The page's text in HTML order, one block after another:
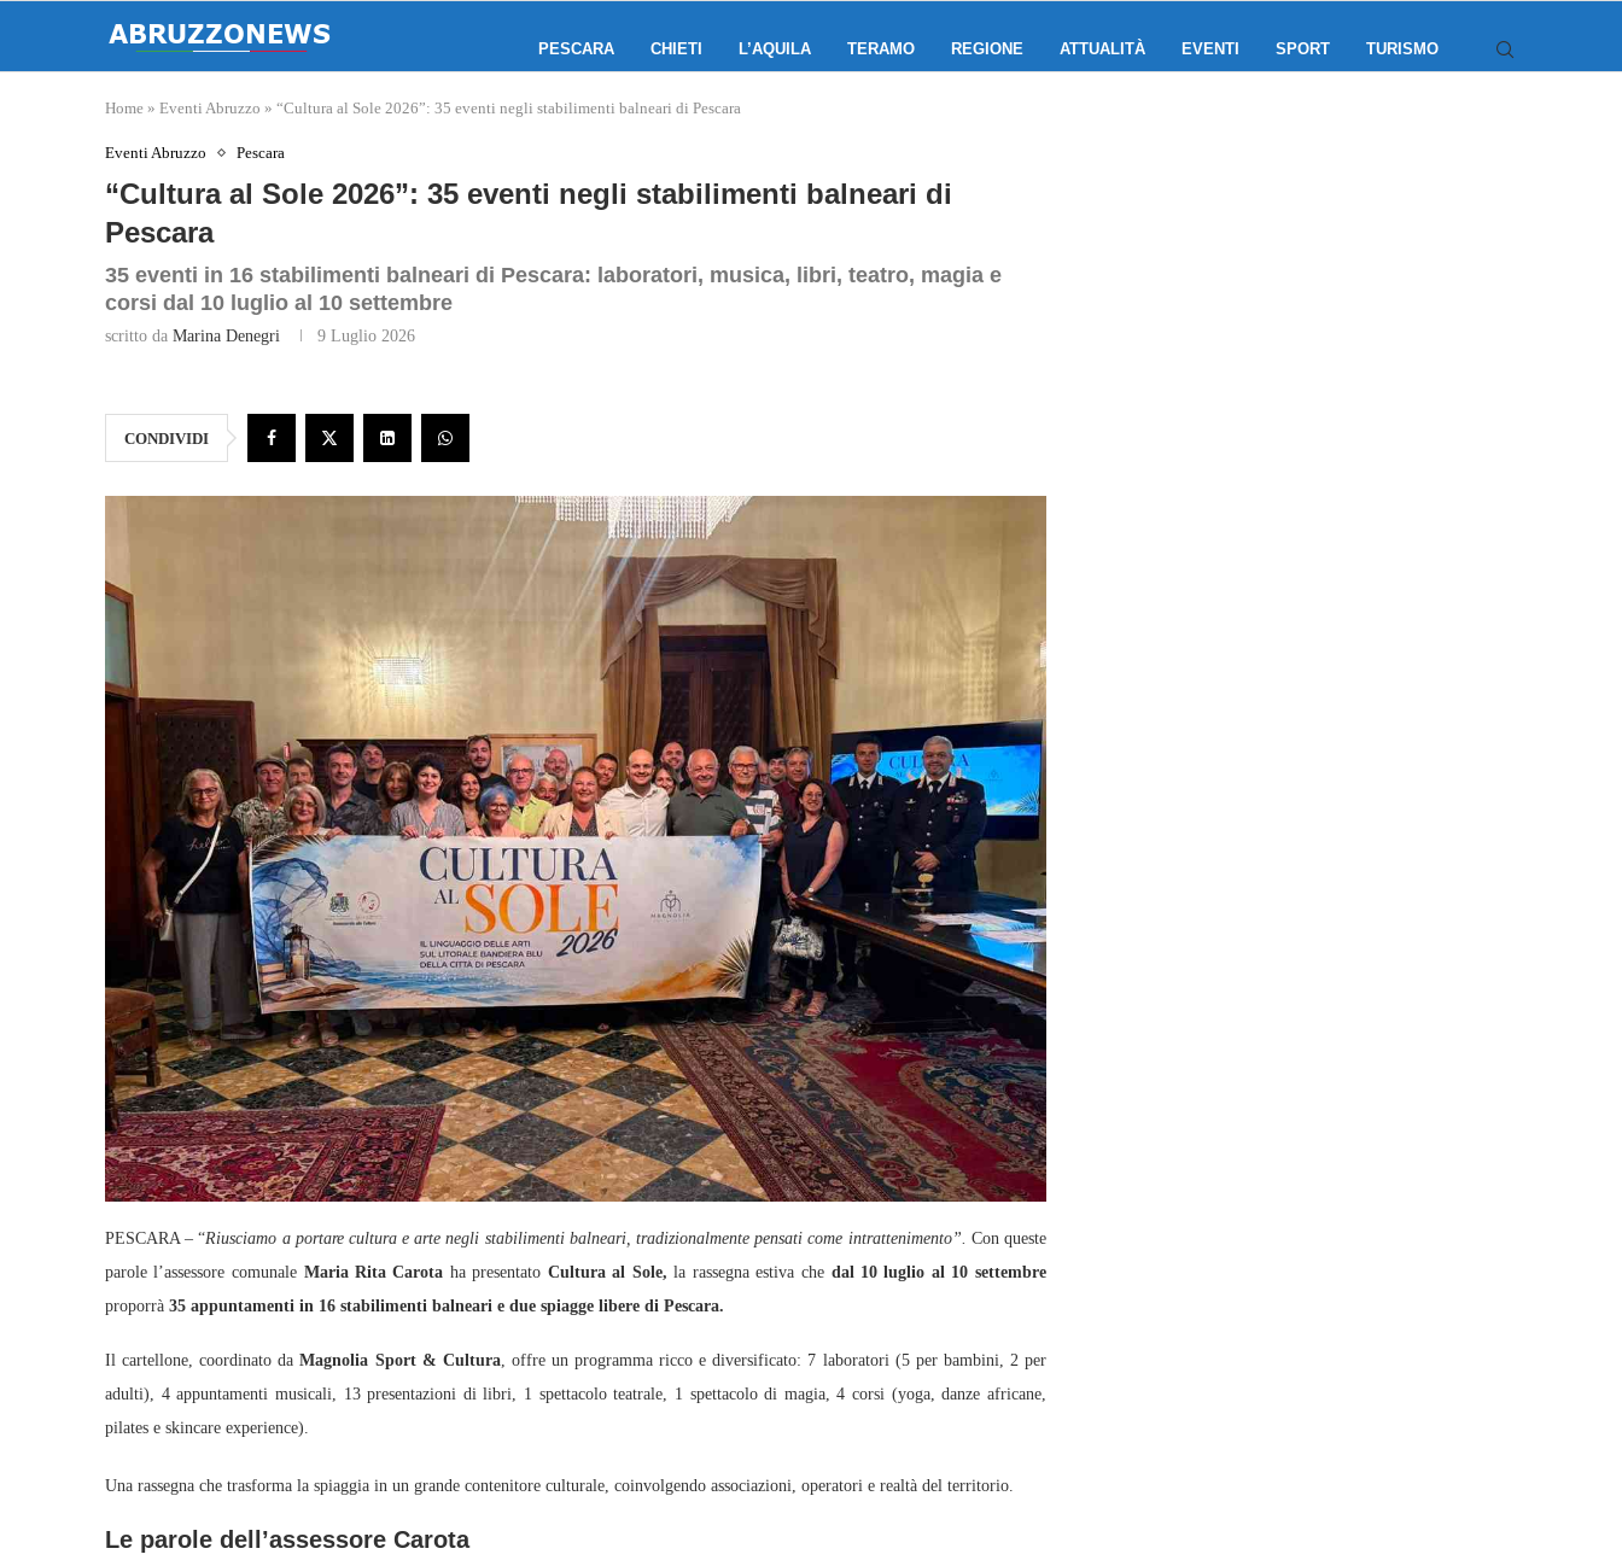
PESCARA CHIETI L’AQUILA TERAMO REGIONE ATTUALITÀ EVENTI SPORT TURISMO
Home » Eventi Abruzzo » “Cultura al Sole 2026”: 35 eventi negli stabilimenti balneari di Pescara
Eventi Abruzzo Pescara
“Cultura al Sole 2026”: 35 eventi negli stabilimenti balneari di
Pescara
35 eventi in 16 stabilimenti balneari di Pescara: laboratori, musica, libri, teatro, magia e
corsi dal 10 luglio al 10 settembre
scritto da Marina Denegri 9 Luglio 2026
CONDIVIDI
PESCARA – “Riusciamo a portare cultura e arte negli stabilimenti balneari, tradizionalmente pensati come intrattenimento”. Con queste
parole l’assessore comunale Maria Rita Carota ha presentato Cultura al Sole, la rassegna estiva che dal 10 luglio al 10 settembre
proporrà 35 appuntamenti in 16 stabilimenti balneari e due spiagge libere di Pescara.
Il cartellone, coordinato daMagnolia Sport & Cultura, offre un programma ricco e diversificato: 7 laboratori (5 per bambini, 2 per
adulti), 4 appuntamenti musicali, 13 presentazioni di libri, 1 spettacolo teatrale, 1 spettacolo di magia, 4 corsi (yoga, danze africane,
pilates e skincare experience).
Una rassegna che trasforma la spiaggia in un grande contenitore culturale, coinvolgendo associazioni, operatori e realtà del territorio.
Le parole dell’assessore Carota